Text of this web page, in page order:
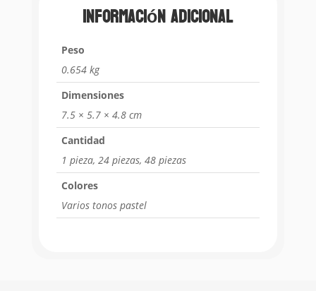
Información adicional
Peso
0.654 kg
Dimensiones
7.5 × 5.7 × 4.8 cm
Cantidad
1 pieza, 24 piezas, 48 piezas
Colores
Varios tonos pastel